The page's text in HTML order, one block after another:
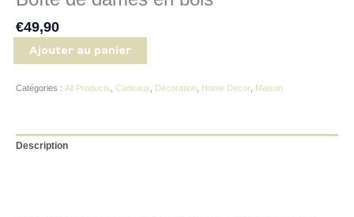
€49,90
Ajouter au panier
Catégories : All Products Cadeaux Décoration Home Decor Maison
Description